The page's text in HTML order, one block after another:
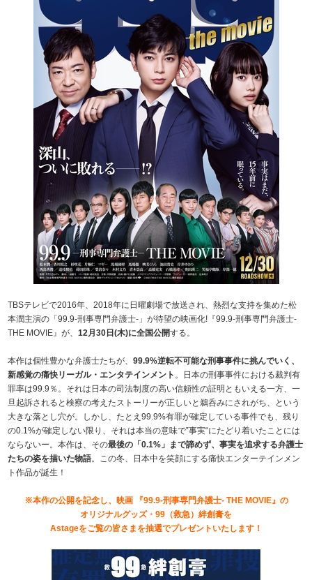
TBSテレビで2016年、2018年に日曜劇場で放送され、熱烈な支持を集めた松
本潤主演の「99.9-刑事専門弁護士-」が待望の映画化!『99.9-刑事専門弁護士-
THE MOVIE』が、12月30日(木)に全国公開する。
本作は個性豊かな弁護士たちが、99.9%逆転不可能な刑事事件に挑んでいく、
新感覚の痛快リーガル・エンタテインメント 。日本の刑事事件における裁判有
罪率は99.9％。それは日本の司法制度の高い信頼性の証明ともいえる一方、一
旦起訴されると検察の考えたストーリーが正しいと鵜呑みにされがち、という
大きな落とし穴が。しかし、たとえ99.9%有罪が確定している事件でも、残り
の0.1%が確定しない限り、それは本当の意味で‟事実“にたどり着いたことには
ならないー。本作は、その最後の「0.1%」まで諦めず、事実を追求する弁護士
たちの姿を描いた物語。この冬、日本中を笑顔にする痛快エンターテインメン
ト作品が誕生！
※本作の公開を記念し、映画 『99.9-刑事専門弁護士- THE MOVIE』の
オリジナルグッズ・99（救急）絆創膏を
Astageをご覧の皆さまを抽選でプレゼントいたします！